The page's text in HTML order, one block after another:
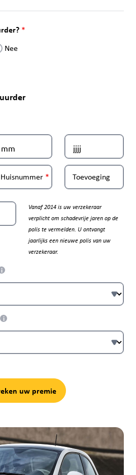
Nee
Huisnummer Toevoeging
Vanaf 2014 is uw verzekeraar
verplicht om schadevrije jaren op de
polis te vermelden. U ontvangt
jaarlijks een nieuwe polis van uw
verzekeraar.
i
i
uw premie